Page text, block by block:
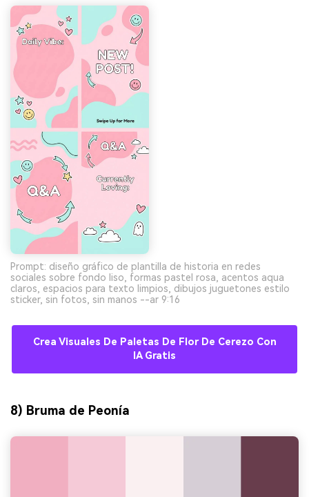
Prompt: diseño gráfico de plantilla de historia en redes
sociales sobre fondo liso, formas pastel rosa, acentos aqua
claros, espacios para texto limpios, dibujos juguetones estilo
sticker, sin fotos, sin manos --ar 9:16
Crea Visuales De Paletas De Flor De Cerezo Con
IA Gratis
8) Bruma de Peonía